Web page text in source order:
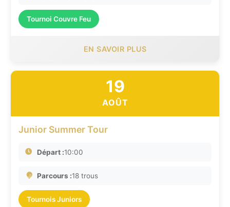
Tournoi Couvre Feu
EN SAVOIR PLUS
19
AOÛT
Junior Summer Tour
Départ :10:00
Parcours :18 trous
Tournois Juniors